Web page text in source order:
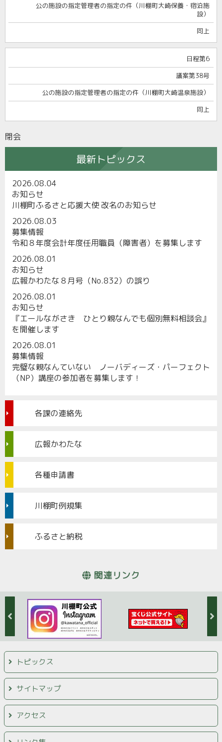
公の施設の指定管理者の指定の件（川棚町大崎保養・宿泊施
設）
同上
日程第6
議案第38号
公の施設の指定管理者の指定の件（川棚町大崎温泉施設）
同上
閉会
最新トピックス
2026.08.04
お知らせ
川棚町ふるさと応援大使 改名のお知らせ
2026.08.03
募集情報
令和８年度会計年度任用職員（障害者）を募集します
2026.08.01
お知らせ
広報かわたな８月号（No.832）の誤り
2026.08.01
お知らせ
『エールながさき ひとり親なんでも個別無料相談会』
を開催します
2026.08.01
募集情報
完璧な親なんていない ノーバディーズ・パーフェクト
（NP）講座の参加者を募集します！
各課の連絡先
広報かわたな
各種申請書
川棚町例規集
ふるさと納税
関連リンク
トピックス
サイトマップ
アクセス